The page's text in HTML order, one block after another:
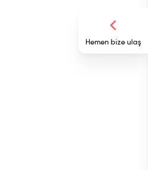
Hemen bize ulaş